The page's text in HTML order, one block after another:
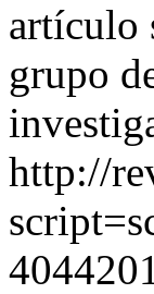
artículo
grupo
http://